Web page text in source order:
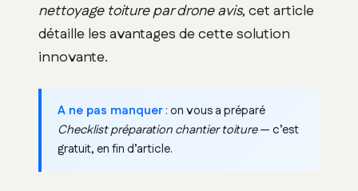
nettoyage toiture par drone avis, cet article
détaille les avantages de cette solution
innovante.
A ne pas manquer: on vous a préparé
Checklist préparation chantier toiture— c’est
gratuit, en fin d’article.